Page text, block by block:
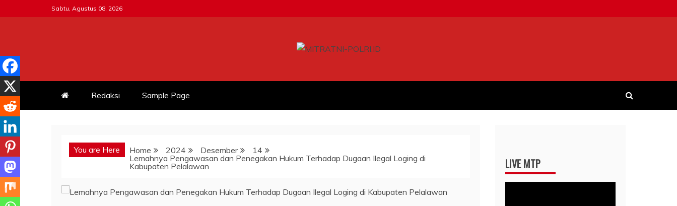
to
Sabtu, Agustus 08, 2026
Redaksi Sample Page
You are Here Home 2024 Desember
14
Lemahnya Pengawasan dan Penegakan Hukum Terhadap Dugaan Ilegal Loging di
Kabupaten Pelalawan
LIVE MTP